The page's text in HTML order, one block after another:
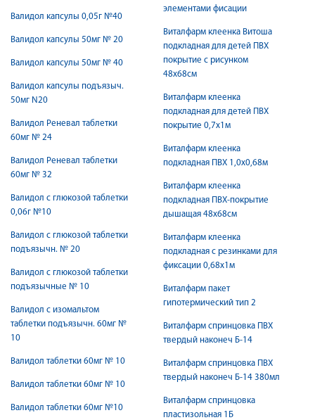
Валидол капсулы 0,05г №40
Валидол капсулы 50мг № 20
Валидол капсулы 50мг № 40
Валидол капсулы подъязыч.
50мг N20
Валидол Реневал таблетки
60мг № 24
Валидол Реневал таблетки
60мг № 32
Валидол с глюкозой таблетки
0,06г №10
Валидол с глюкозой таблетки
подъязычн. № 20
Валидол с глюкозой таблетки
подъязычные № 10
Валидол с изомальтом
таблетки подъязычн. 60мг №
10
Валидол таблетки 60мг № 10
Валидол таблетки 60мг № 10
Валидол таблетки 60мг №10
элементами фисации
Виталфарм клеенка Витоша
подкладная для детей ПВХ
покрытие с рисунком
48х68см
Виталфарм клеенка
подкладная для детей ПВХ
покрытие 0,7х1м
Виталфарм клеенка
подкладная ПВХ 1,0х0,68м
Виталфарм клеенка
подкладная ПВХ-покрытие
дышащая 48х68см
Виталфарм клеенка
подкладная с резинками для
фиксации 0,68х1м
Виталфарм пакет
гипотермический тип 2
Виталфарм спринцовка ПВХ
твердый наконеч Б-14
Виталфарм спринцовка ПВХ
твердый наконеч Б-14 380мл
Виталфарм спринцовка
пластизольная 1Б